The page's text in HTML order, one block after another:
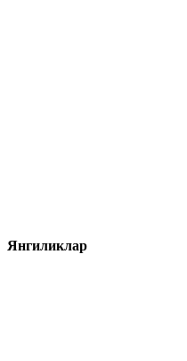
Янгиликлар